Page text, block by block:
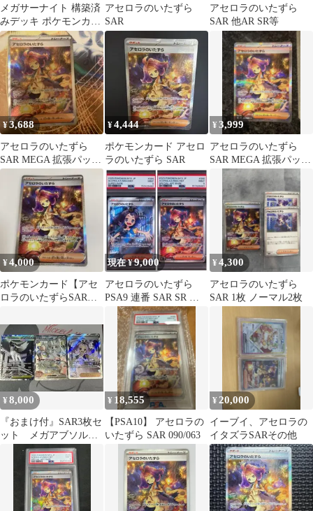
メガサーナイト 構築済
みデッキ ポケモンカー
ド ＃39
アセロラのいたずら
SAR
アセロラのいたずら
SAR 他AR SR等
¥3,688
アセロラのいたずら
SAR MEGA 拡張パック
メガシンフォニア キラ
¥4,444
ポケモンカード アセロ
ラのいたずら SAR
¥3,999
アセロラのいたずら
SAR MEGA 拡張パック
メガシンフォニア キラ
09…
¥4,000
ポケモンカード【アセ
ロラのいたずらSAR】
現在 ¥9,000
アセロラのいたずら
PSA9 連番 SAR SR ポ
ケモンカード
¥4,300
アセロラのいたずら
SAR 1枚 ノーマル2枚
¥8,000
『おまけ付』SAR3枚セ
ット メガアブソル、
アセロラのいたずら、
チラチーノ
¥ 18,555
【PSA10】 アセロラの
いたずら SAR 090/063
¥ 20,000
イーブイ、アセロラの
イタズラSARその他